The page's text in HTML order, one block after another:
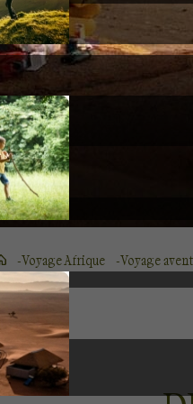
Voyage Afrique Voyage